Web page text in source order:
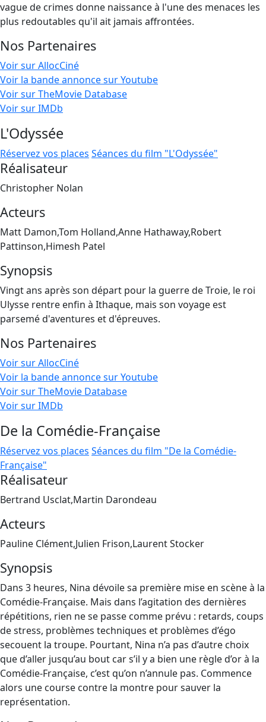
vague de crimes donne naissance à l'une des menaces les
plus redoutables qu'il ait jamais affrontées.
Nos Partenaires
Voir sur AllocCiné
Voir la bande annonce sur Youtube
Voir sur TheMovie Database
Voir sur IMDb
L'Odyssée
Réservez vos places Séances du film "L'Odyssée"
Réalisateur
Christopher Nolan
Acteurs
Matt Damon,Tom Holland,Anne Hathaway,Robert
Pattinson,Himesh Patel
Synopsis
Vingt ans après son départ pour la guerre de Troie, le roi
Ulysse rentre enfin à Ithaque, mais son voyage est
parsemé d'aventures et d'épreuves.
Nos Partenaires
Voir sur AllocCiné
Voir la bande annonce sur Youtube
Voir sur TheMovie Database
Voir sur IMDb
De la Comédie-Française
Réservez vos places Séances du film "De la Comédie-
Française"
Réalisateur
Bertrand Usclat,Martin Darondeau
Acteurs
Pauline Clément,Julien Frison,Laurent Stocker
Synopsis
Dans 3 heures, Nina dévoile sa première mise en scène à la
Comédie-Française. Mais dans l’agitation des dernières
répétitions, rien ne se passe comme prévu : retards, coups
de stress, problèmes techniques et problèmes d’égo
secouent la troupe. Pourtant, Nina n’a pas d’autre choix
que d’aller jusqu’au bout car s’il y a bien une règle d’or à la
Comédie-Française, c’est qu’on n’annule pas. Commence
alors une course contre la montre pour sauver la
représentation.